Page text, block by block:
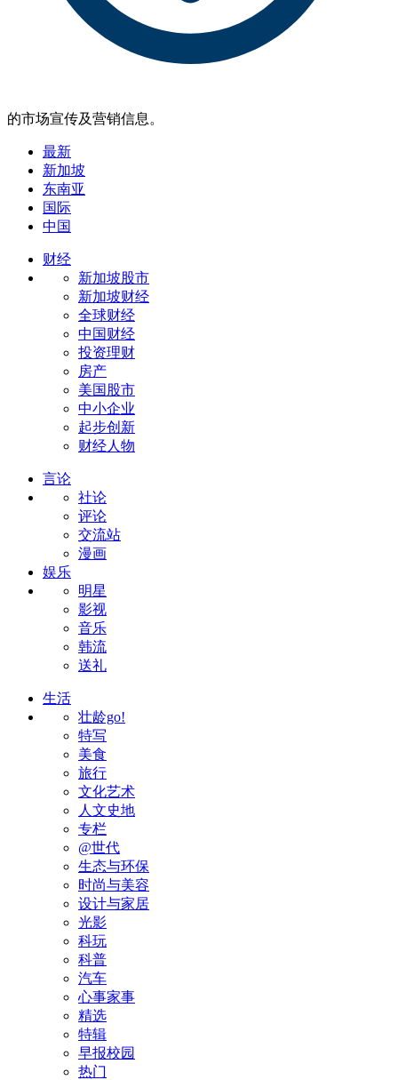
的市场宣传及营销信息。
最新
新加坡
东南亚
国际
中国
财经
新加坡股市
新加坡财经
全球财经
中国财经
投资理财
房产
美国股市
中小企业
起步创新
财经人物
言论
社论
评论
交流站
漫画
娱乐
明星
影视
音乐
韩流
送礼
生活
壮龄go!
特写
美食
旅行
文化艺术
人文史地
专栏
@世代
生态与环保
时尚与美容
设计与家居
光影
科玩
科普
汽车
心事家事
精选
特辑
早报校园
热门